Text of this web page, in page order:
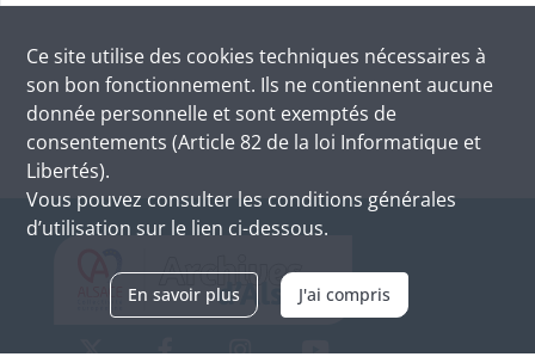
Ce site utilise des cookies techniques nécessaires à
son bon fonctionnement. Ils ne contiennent aucune
donnée personnelle et sont exemptés de
consentements (Article 82 de la loi Informatique et
Libertés).
Vous pouvez consulter les conditions générales
d’utilisation sur le lien ci-dessous.
En savoir plus J'ai compris